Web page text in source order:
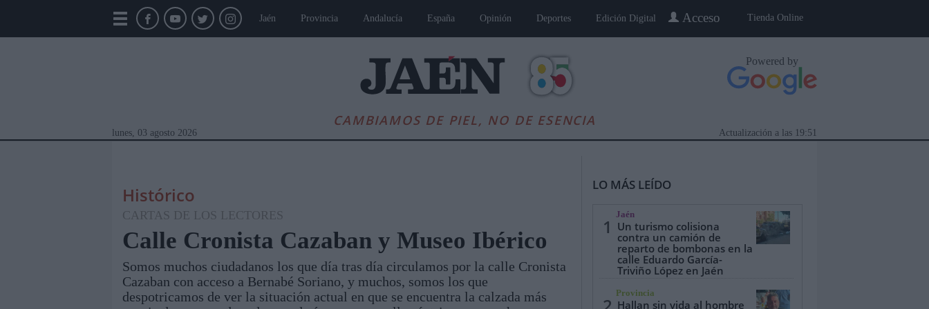
Tienda Online
Acceso
Jaén Provincia Andalucía España Opinión Deportes Edición Digital
CAMBIAMOS DE PIEL, NO DE ESENCIA
Powered by
lunes, 03 agosto 2026 19:51
Actualización a las
Módulos Portada Jaén Provincia Linares Andalucía Internacional Opinión Cultura Deportes Jaén, Pueblo a Pueblo Gente
Histórico
CARTAS DE LOS LECTORES
Calle Cronista Cazaban y Museo Ibérico
Somos muchos ciudadanos los que día tras día circulamos por la calle Cronista
Cazaban con acceso a Bernabé Soriano, y muchos, somos los que
despotricamos de ver la situación actual en que se encuentra la calzada más
LO MÁS LEÍDO
1
Jaén
Un turismo colisiona
contra un camión de
reparto de bombonas en la
calle Eduardo García-
Triviño López en Jaén
Provincia
Hallan sin vida al hombre